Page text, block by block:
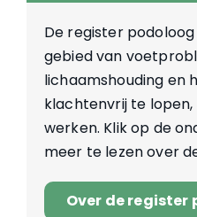
De register
gebied van
lichaamshouding en
klachtenvrij te
werken. Klik op de
meer te lezen over
Over de register